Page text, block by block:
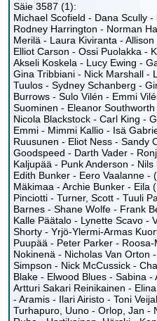
Säie 3587 (1):
Michael Scofield - Dana Scully
Rodney Harrington - Norman
Merilä - Laura Kiviranta -
Elliot Carson - Ossi Puolakka -
Akseli Koskela - Lucy Ewing -
Gina Tribbiani - Nick Marshall -
Tuulos - Sydney Schanberg -
Burrows - Sulo Vilén - Emmi
Suominen - Eleanor
Nicola Blackstock - Carl King -
Emmi - Mimmi Kallio - Isä
Ruusunen - Eliot Ness - Sandy
Goodspeed - Darth Vader -
Kaljupää - Punk Anderson -
Edith Bunker - Eero Vaalanne -
Mäkimaa - Archie Bunker - Eila
Pinciotti - Turner, Scott - Tuuli
Barnes - Shane Wolfe - Frank
Kalle Päätalo - Lynette Scavo -
Shorty - Yrjö-Ylermi-Armas
Puupää - Peter Parker -
Nokinenä - Nicholas Van Orton
Simpson - Nick McCussick -
Blake - Elwood Blues - Sabina
Artturi Sakari Reinikainen -
- Aramis - Ilari Airisto - Toni
Turhapuro, Uuno - Orlop, Jan -